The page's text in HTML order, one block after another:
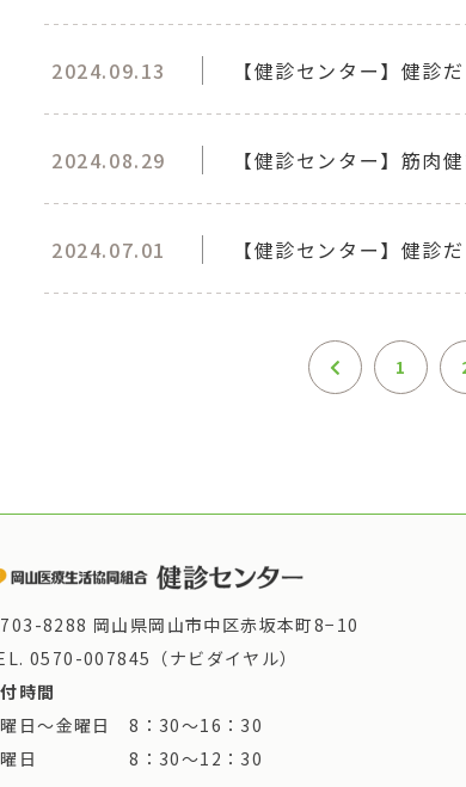
2024.09.13 【健診センター】健
2024.08.29 【健診センター】筋肉
2024.07.01 【健診センター】健
1
8288 岡山県岡山市中区赤坂本町8−10
0570-007845（ナビダイヤル）
時間
日～金曜日 8：30～16：30
曜日 8：30～12：30